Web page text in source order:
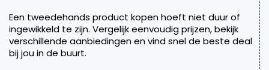
Een tweedehands product kopen hoeft niet duur of
ingewikkeld te zijn. Vergelijk eenvoudig prijzen, bekijk
verschillende aanbiedingen en vind snel de beste deal
bij jou in de buurt.